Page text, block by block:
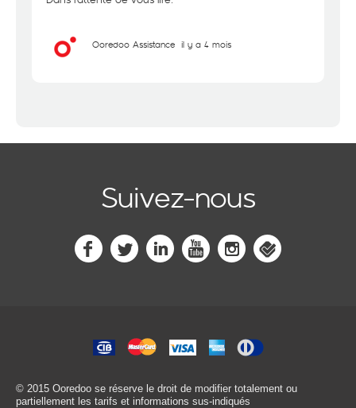
Ooredoo Assistance il y a 4 mois
Suivez-nous
© 2015 Ooredoo se réserve le droit de modifier totalement ou
partiellement les tarifs et informations sus-indiqués